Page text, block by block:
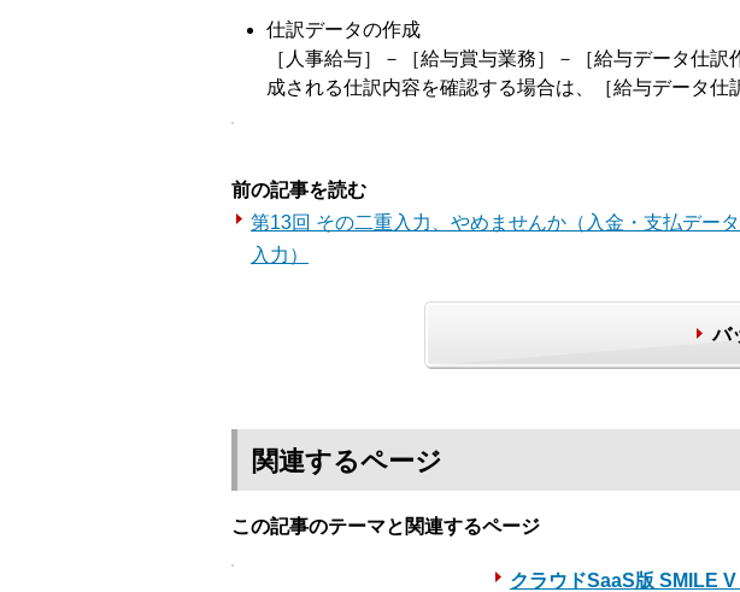
仕訳データの作成
［人事給与］－［給与賞与業務］－［給与データ仕
成される仕訳内容を確認する場合は、［給与データ仕
前の記事を読む
第13回 その二重入力、やめませんか（入金・支払デー
入力）
バ
関連するページ
この記事のテーマと関連するページ
クラウドSaaS版 SMILE